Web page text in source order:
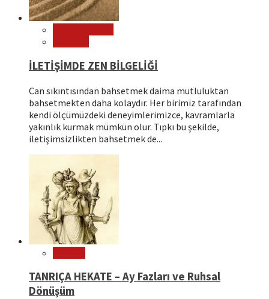
İLETİŞİMDE ZEN BİLGELİĞİ
Can sıkıntısından bahsetmek daima mutluluktan
bahsetmekten daha kolaydır. Her birimiz tarafından
kendi ölçümüzdeki deneyimlerimizce, kavramlarla
yakınlık kurmak mümkün olur. Tıpkı bu şekilde,
iletişimsizlikten bahsetmek de...
TANRIÇA HEKATE – Ay Fazları ve Ruhsal
Dönüşüm